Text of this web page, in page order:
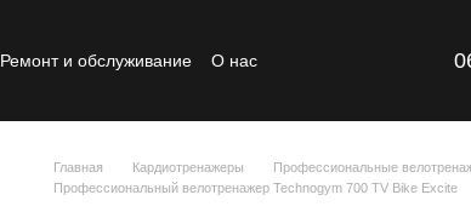
Ремонт и обслуживание
О нас
Главная Кардиотренажеры Профессиональные
Профессиональный велотренажер Technogym 700 TV Bike Excite